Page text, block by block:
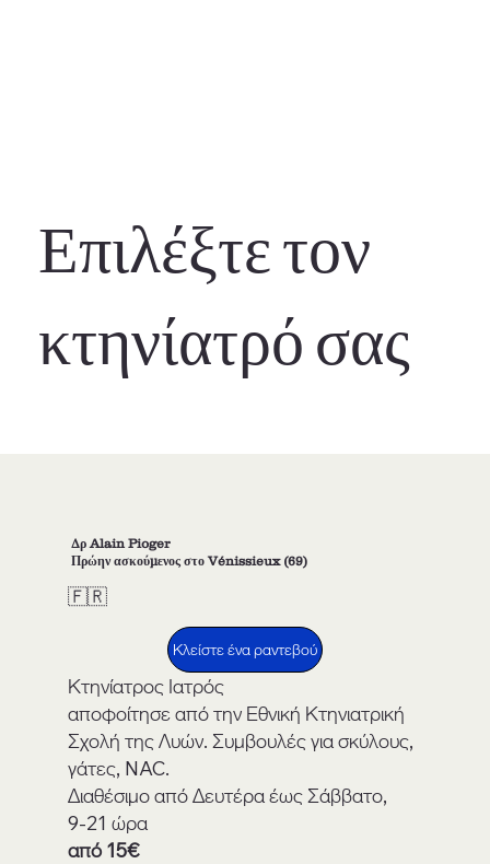
Δρ Alain Pioger
Πρώην ασκούμενος στο Vénissieux (69)
🇫🇷
Κλείστε ένα ραντεβού
Κτηνίατρος Ιατρός
αποφοίτησε από την Εθνική Κτηνιατρική
Σχολή της Λυών. Συμβουλές για σκύλους,
γάτες, NAC.
Διαθέσιμο από Δευτέρα έως Σάββατο,
9-21 ώρα
από 15€
Επιλέξτε τον
κτηνίατρό σας